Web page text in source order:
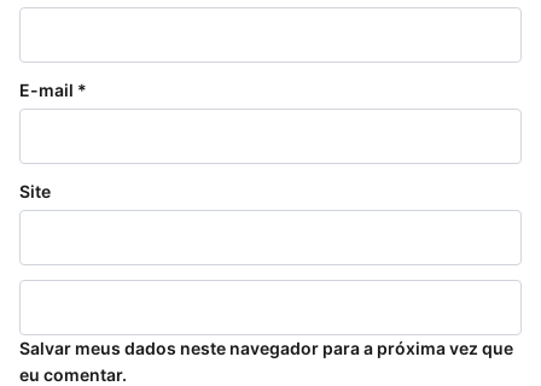
E-mail *
Site
Salvar meus dados neste navegador para a próxima vez que
eu comentar.